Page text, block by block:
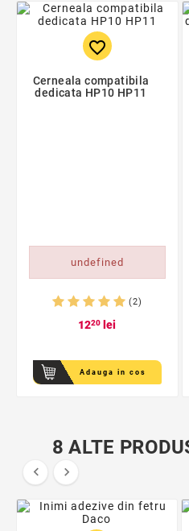
favorite_border
Cerneala compatibila
dedicata HP10 HP11
undefined
(2)
1220 lei
Adauga in cos
8 ALTE
 